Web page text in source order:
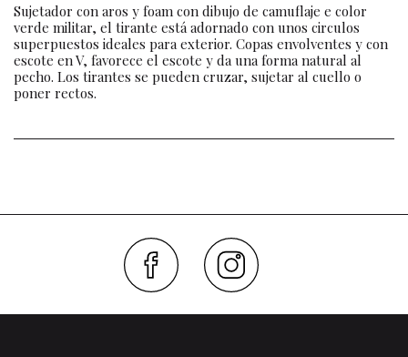
Sujetador con aros y foam con dibujo de camuflaje e color
verde militar, el tirante está adornado con unos circulos
superpuestos ideales para exterior. Copas envolventes y con
escote en V, favorece el escote y da una forma natural al
pecho. Los tirantes se pueden cruzar, sujetar al cuello o
poner rectos.